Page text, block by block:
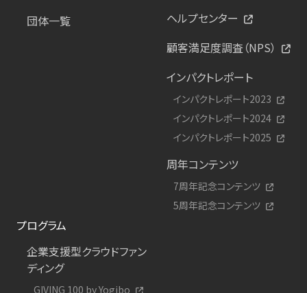
団体一覧
ヘルプセンター
顧客満足度調査（NPS）
インパクトレポート
インパクトレポート2023
インパクトレポート2024
インパクトレポート2025
周年コンテンツ
7周年記念コンテンツ
5周年記念コンテンツ
プログラム
企業支援型クラウドファン
ディング
GIVING 100 by Yogibo